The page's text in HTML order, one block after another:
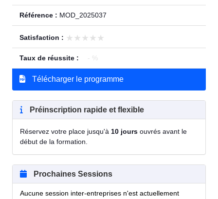
Référence : MOD_2025037
Satisfaction : ★★★★★
★★★★★
Taux de réussite : - %
Télécharger le programme
Préinscription rapide et flexible
Réservez votre place jusqu'à 10 jours ouvrés avant le
début de la formation.
Prochaines Sessions
Aucune session inter-entreprises n'est actuellement